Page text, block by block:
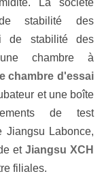
stabilité des
de stabilité des
une chambre à
chambre d'essai
et une boîte
de test
Jiangsu Labonce,
et JiangsuXCH
filiales.